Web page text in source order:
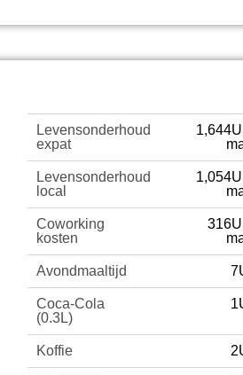
Levensonderhoud
expat
Levensonderhoud
local
Coworking
kosten
Avondmaaltijd
Coca-Cola
(0.3L)
Koffie